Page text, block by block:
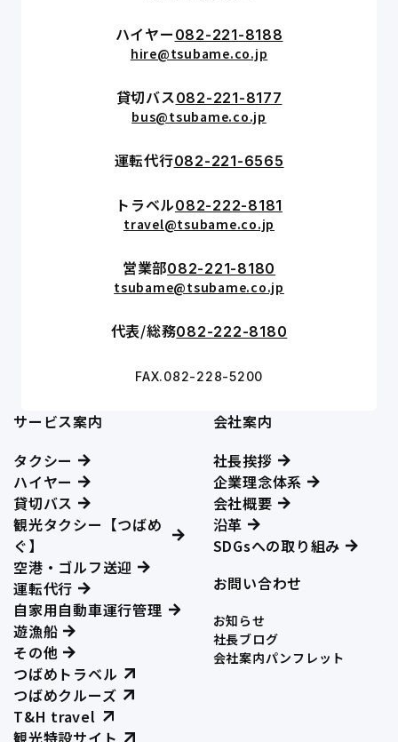
ハイヤー 082-221-8188
hire@tsubame.co.jp
貸切バス082-221-8177
bus@tsubame.co.jp
運転代行082-221-6565
トラベル082-222-8181
travel@tsubame.co.jp
営業部082-221-8180
tsubame@tsubame.co.jp
代表/総務082-222-8180
FAX.082-228-5200
サービス案内
タクシー
ハイヤー
貸切バス
観光タクシー【つばめ
ぐ】
空港・ゴルフ送迎
運転代行
自家用自動車運行管理
遊漁船
その他
つばめトラベル
つばめクルーズ
T&H travel
観光特設サイト
会社案内
社長挨拶
企業理念体系
会社概要
沿革
SDGsへの取り組み
お問い合わせ
お知らせ
社長ブログ
会社案内パンフレット